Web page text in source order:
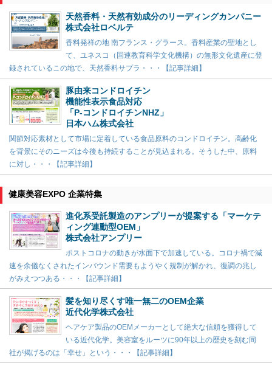
天然香料・天然有効成分のリーディングカンパニー
株式会社ロベルテ
香料発祥の地 南フランス・グラース。香料産業の聖地とし
て、ユネスコ（国連教育科学文化機構）の無形文化遺産に登
録されているこの地で、天然香料サプラ・・・【記事詳細】
豚由来コンドロイチン
機能性表示食品対応
「P-コンドロイチンNHZ」
日本ハム株式会社
関節対応素材として市場に定着している食品原料のコンドロイチン。高齢化
を背景にそのニーズは今後も持続することが見込まれる。そうした中、原料
に対し・・・【記事詳細】
健康美容EXPO 企業特集
進化系受託製造のアンプリーが提案する「マーケテ
ィング連動型OEM」
株式会社アンプリー
ポストコロナの動きが水面下で加速している。コロナ禍で減
速を余儀なくされたインバウンド需要もようやく規制が解かれ、復調の兆し
がみえつつある・・・【記事詳細】
髪を知り尽くす唯一無二のOEM企業
近代化学株式会社
ヘアケア製品のOEMメーカーとして絶大な信頼を獲得して
いる近代化学。美容室をルーツに90年以上の歴史を刻む同
社が掲げるのは「幸せ」という・・・【記事詳細】